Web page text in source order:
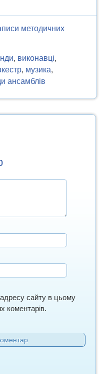
методичних
, виконавці,
, музика,
ансамблів
сайту в цьому
коментарів.